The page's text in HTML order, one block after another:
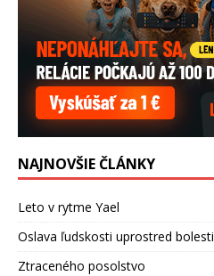
NAJNOVŠIE ČLÁNKY
Leto v rytme Yael
Oslava ľudskosti uprostred bolesti
Ztraceného posolstvo